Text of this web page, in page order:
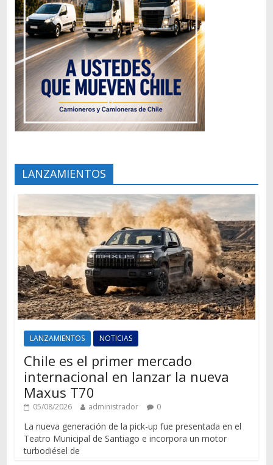
LANZAMIENTOS
LANZAMIENTOS NOTICIAS
Chile es el primer mercado
internacional en lanzar la nueva
Maxus T70
05/08/2026 administrador 0
La nueva generación de la pick-up fue presentada en el
Teatro Municipal de Santiago e incorpora un motor
turbodiésel de